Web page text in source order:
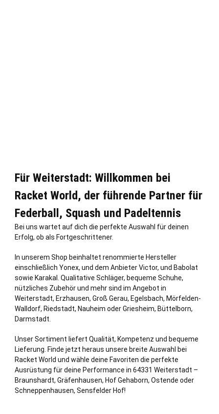
Für Weiterstadt: Willkommen bei
Racket World, der führende Partner für
Federball, Squash und Padeltennis
Bei uns wartet auf dich die perfekte Auswahl für deinen
Erfolg, ob als Fortgeschrittener.
In unserem Shop beinhaltet renommierte Hersteller
einschließ lich Yonex, und dem Anbieter Victor, und Babolat
sowie Karakal. Qualitative Schläger, bequeme Schuhe,
nützliches Zubehör und mehr sind im Angebot in
Weiterstadt, Erzhausen, Groß Gerau, Egelsbach, Mörfelden-
Walldorf, Riedstadt, Nauheim oderGriesheim, Büttelborn,
Darmstadt
Unser Sortiment liefert Qualität, Kompetenz und bequeme
Lieferung. Finde jetzt heraus unsere breite Auswahl bei
Racket World und wähle deine Favoriten die perfekte
Ausrüstung für deine Performance in 64331 Weiterstadt –
Braunshardt, Gräfenhausen, HofGehaborn, Ostende oder
Schneppenhausen, Sensfelder Hof!